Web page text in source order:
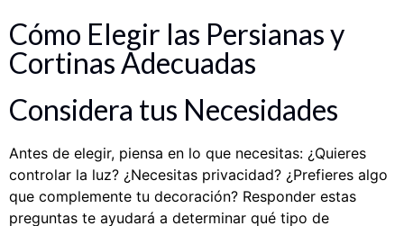
Cómo Elegir las Persianas y
Cortinas Adecuadas
Considera tus Necesidades
Antes de elegir, piensa en lo que necesitas: ¿Quieres
controlar la luz? ¿Necesitas privacidad? ¿Prefieres algo
que complemente tu decoración? Responder estas
preguntas te ayudará a determinar qué tipo de